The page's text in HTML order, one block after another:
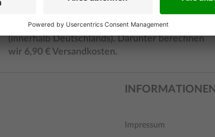
Ab 35,- € liefern wir versandkostenfrei
(innerhalb Deutschlands). Darunter berechnen
wir 6,90 € Versandkosten.
INFORMATIONEN
Impressum